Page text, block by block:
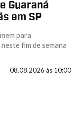
Guaraná
em SP
para
fim de semana
08.08.2026 às 10:00